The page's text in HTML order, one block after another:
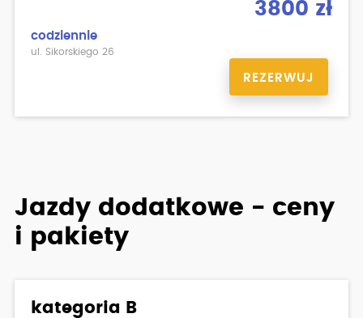
3800 zł
codziennie
ul. Sikorskiego 26
REZERWUJ
Jazdy dodatkowe - ceny
i pakiety
kategoria B